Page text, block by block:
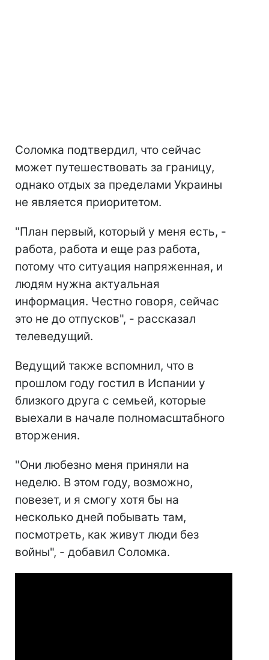
Соломка подтвердил, что сейчас
может путешествовать за границу,
однако отдых за пределами Украины
не является приоритетом.
"План первый, который у меня есть, -
работа, работа и еще раз работа,
потому что ситуация напряженная, и
людям нужна актуальная
информация. Честно говоря, сейчас
это не до отпусков", - рассказал
телеведущий.
Ведущий также вспомнил, что в
прошлом году гостил в Испании у
близкого друга с семьей, которые
выехали в начале полномасштабного
вторжения.
"Они любезно меня приняли на
неделю. В этом году, возможно,
повезет, и я смогу хотя бы на
несколько дней побывать там,
посмотреть, как живут люди без
войны", - добавил Соломка.